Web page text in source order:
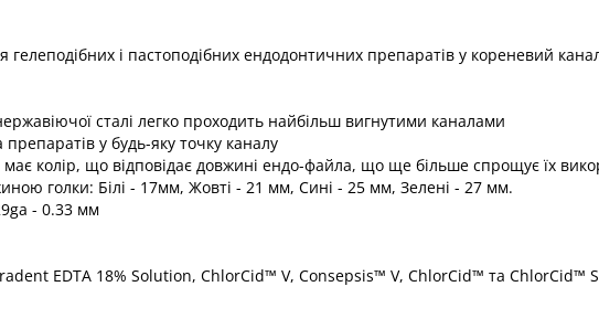
і пастоподібних ендодонтичних препаратів у кореневий
сталі легко проходить найбільш вигнутими каналами
у будь-яку точку каналу
колір, що відповідає довжині ендо-файла, що ще більше спрощує їх
голки: Білі - 17мм, Жовті - 21 мм, Сині - 25 мм, Зелені - 27 мм.
- 0.33 мм
EDTA 18% Solution, ChlorCid™ V, Consepsis™ V, ChlorCid™ та ChlorCid™